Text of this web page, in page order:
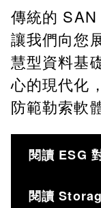
傳統的 SAN
讓我們向您
慧型資料基
心的現代化
防範勒索軟體
閱讀 ESG
閱讀